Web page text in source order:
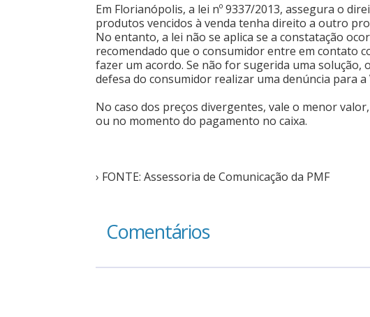
Em Florianópolis, a lei nº 9337/2013, assegura o
produtos vencidos à venda tenha direito a outro
No entanto, a lei não se aplica se a constatação
recomendado que o consumidor entre em contato
fazer um acordo. Se não for sugerida uma solução,
defesa do consumidor realizar uma denúncia para
No caso dos preços divergentes, vale o menor
ou no momento do pagamento no caixa.
› FONTE: Assessoria de Comunicação da PMF
Comentários